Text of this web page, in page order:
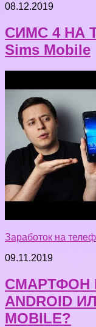
08.12.2019
СИМС 4 НА
Sims Mobile
Заработок на
09.11.2019
СМАРТФОН
ANDROID
MOBILE?